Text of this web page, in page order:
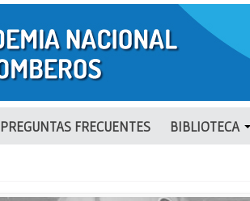
PREGUNTAS FRECUENTES BIBLIOTECA